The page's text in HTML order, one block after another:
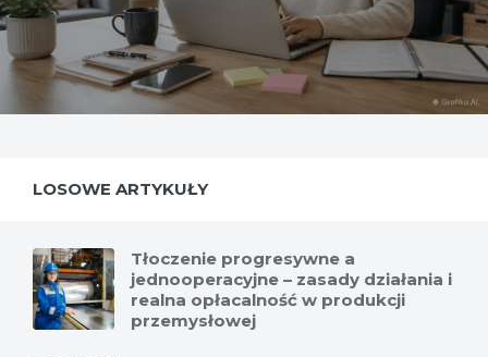
LOSOWE ARTYKUŁY
Tłoczenie progresywne a
jednooperacyjne – zasady działania i
realna opłacalność w produkcji
przemysłowej